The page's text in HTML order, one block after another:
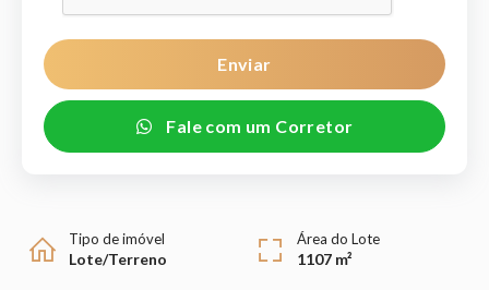
Enviar
Fale com um Corretor
Tipo de imóvel
Lote/Terreno
Área do Lote
1107 m²